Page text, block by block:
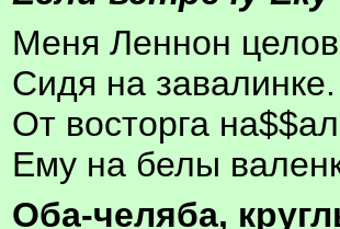
Меня Леннон
Сидя на завалинке.
От восторга
Ему на белы
Оба-челяба,